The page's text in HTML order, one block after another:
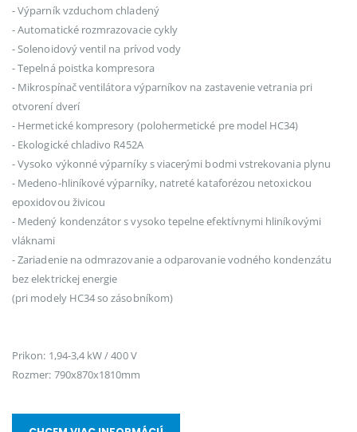
- Výparník vzduchom chladený
- Automatické rozmrazovacie cykly
- Solenoidový ventil na prívod vody
- Tepelná poistka kompresora
- Mikrospínač ventilátora výparníkov na zastavenie vetrania pri
otvorení dverí
- Hermetické kompresory (polohermetické pre model HC34)
- Ekologické chladivo R452A
- Vysoko výkonné výparníky s viacerými bodmi vstrekovania plynu
- Medeno-hliníkové výparníky, natreté kataforézou netoxickou
epoxidovou živicou
- Medený kondenzátor s vysoko tepelne efektívnymi hliníkovými
vláknami
- Zariadenie na odmrazovanie a odparovanie vodného kondenzátu
bez elektrickej energie
(pri modely HC34 so zásobníkom)
Prikon: 1,94-3,4 kW / 400 V
Rozmer: 790x870x1810mm